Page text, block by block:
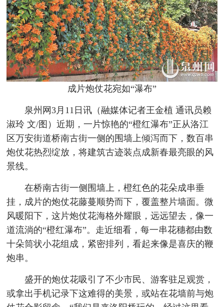
成片炮仗花宛如“瀑布”
泉州网3月11日讯（融媒体记者王金植 通讯员赖
淑玲 文/图）近期，一片惊艳的“橙红瀑布”正从洛江
区万安街道桥南古街一侧的围墙上倾泻而下，数百串
炮仗花热烈绽放，将建筑古迹装点成新春最亮眼的风
景线。
在桥南古街一侧围墙上，橙红色的花朵成串垂
挂，成片的炮仗花藤蔓顺势而下，覆盖整片墙面。微
风暖阳下，这片炮仗花海格外耀眼，远远望去，像一
道流淌的“橙红瀑布”。走近细看，每一串花穗都由数
十朵筒状小花组成，紧密排列，看起来像是喜庆的鞭
炮串。
盛开的炮仗花吸引了不少市民、游客驻足观赏，
或拿出手机记录下这难得的美景，或站在花墙前与炮